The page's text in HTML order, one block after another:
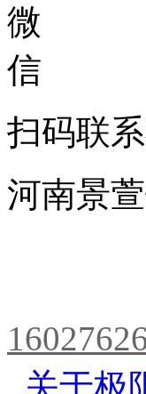
扫码联
河南景